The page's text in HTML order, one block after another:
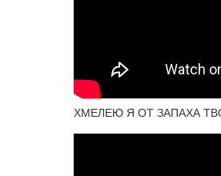
ХМЕЛЕЮ Я ОТ ЗАПАХА